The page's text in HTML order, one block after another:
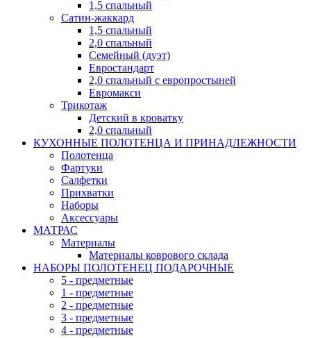
1,5 спальный
Сатин-жаккард
1,5 спальный
2,0 спальный
Семейный (дуэт)
Евростандарт
2,0 спальный с европростыней
Евромакси
Трикотаж
Детский в кроватку
2,0 спальный
КУХОННЫЕ ПОЛОТЕНЦА И ПРИНАДЛЕЖНОСТИ
Полотенца
Фартуки
Салфетки
Прихватки
Наборы
Аксессуары
МАТРАС
Материалы
Материалы коврового склада
НАБОРЫ ПОЛОТЕНЕЦ ПОДАРОЧНЫЕ
5 - предметные
1 - предметные
2 - предметные
3 - предметные
4 - предметные